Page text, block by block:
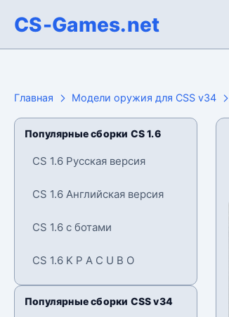
CS-Games.net
Главная Модели оружия для CSS v34
Популярные сборки CS 1.6
CS 1.6 Русская версия
CS 1.6 Английская версия
CS 1.6 с ботами
CS 1.6 K P A C U B O
Популярные сборки CSS v34